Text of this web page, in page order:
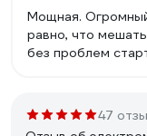
Мощная.
равно, что
без проблем
двигло. Реверс.
47